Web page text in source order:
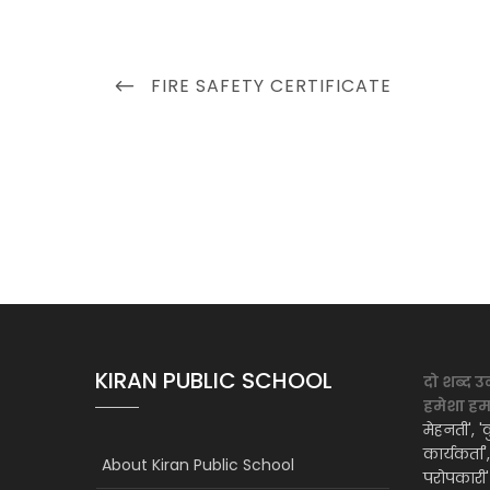
PostPREVIOUS
FIRE SAFETY CERTIFICATE
KIRAN PUBLIC SCHOOL
About Kiran Public School
दो शब्द
हमेशा
मेहनती',